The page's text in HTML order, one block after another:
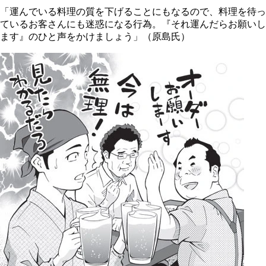
「運んでいる料理の質を下げることにもなるので、料理を待っ
ているお客さんにも迷惑になる行為。『それ運んだらお願いし
ます』のひと声をかけましょう」（原島氏）